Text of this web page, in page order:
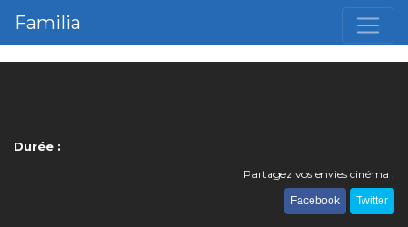
Familia
Durée :
Partagez vos envies cinéma :
Facebook Twitter